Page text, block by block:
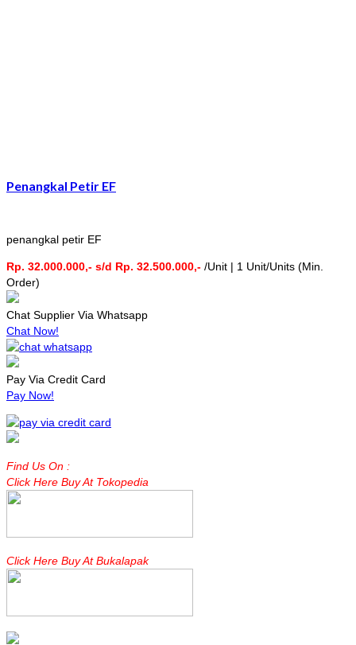
Penangkal Petir EF
penangkal petir EF
Rp. 32.000.000,- s/d Rp. 32.500.000,- /Unit | 1 Unit/Units (Min.
Order)
Chat Supplier Via Whatsapp
Chat Now!
Pay Via Credit Card
Pay Now!
Find Us On :
Click Here Buy At Tokopedia
Click Here Buy At Bukalapak